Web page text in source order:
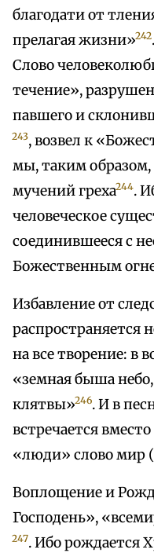
благодати от
прелагая жизни»242
Слово
течение»,
павшего и
243, возвел к
мы, таким
мучений греха244.
человеческое
соединившееся с
Божественным
Избавление от
распространяется
на все творение: в
«земная быша
клятвы»246. И в
встречается
«люди» слово мир
Воплощение и
Господень»,
247. Ибо рождается